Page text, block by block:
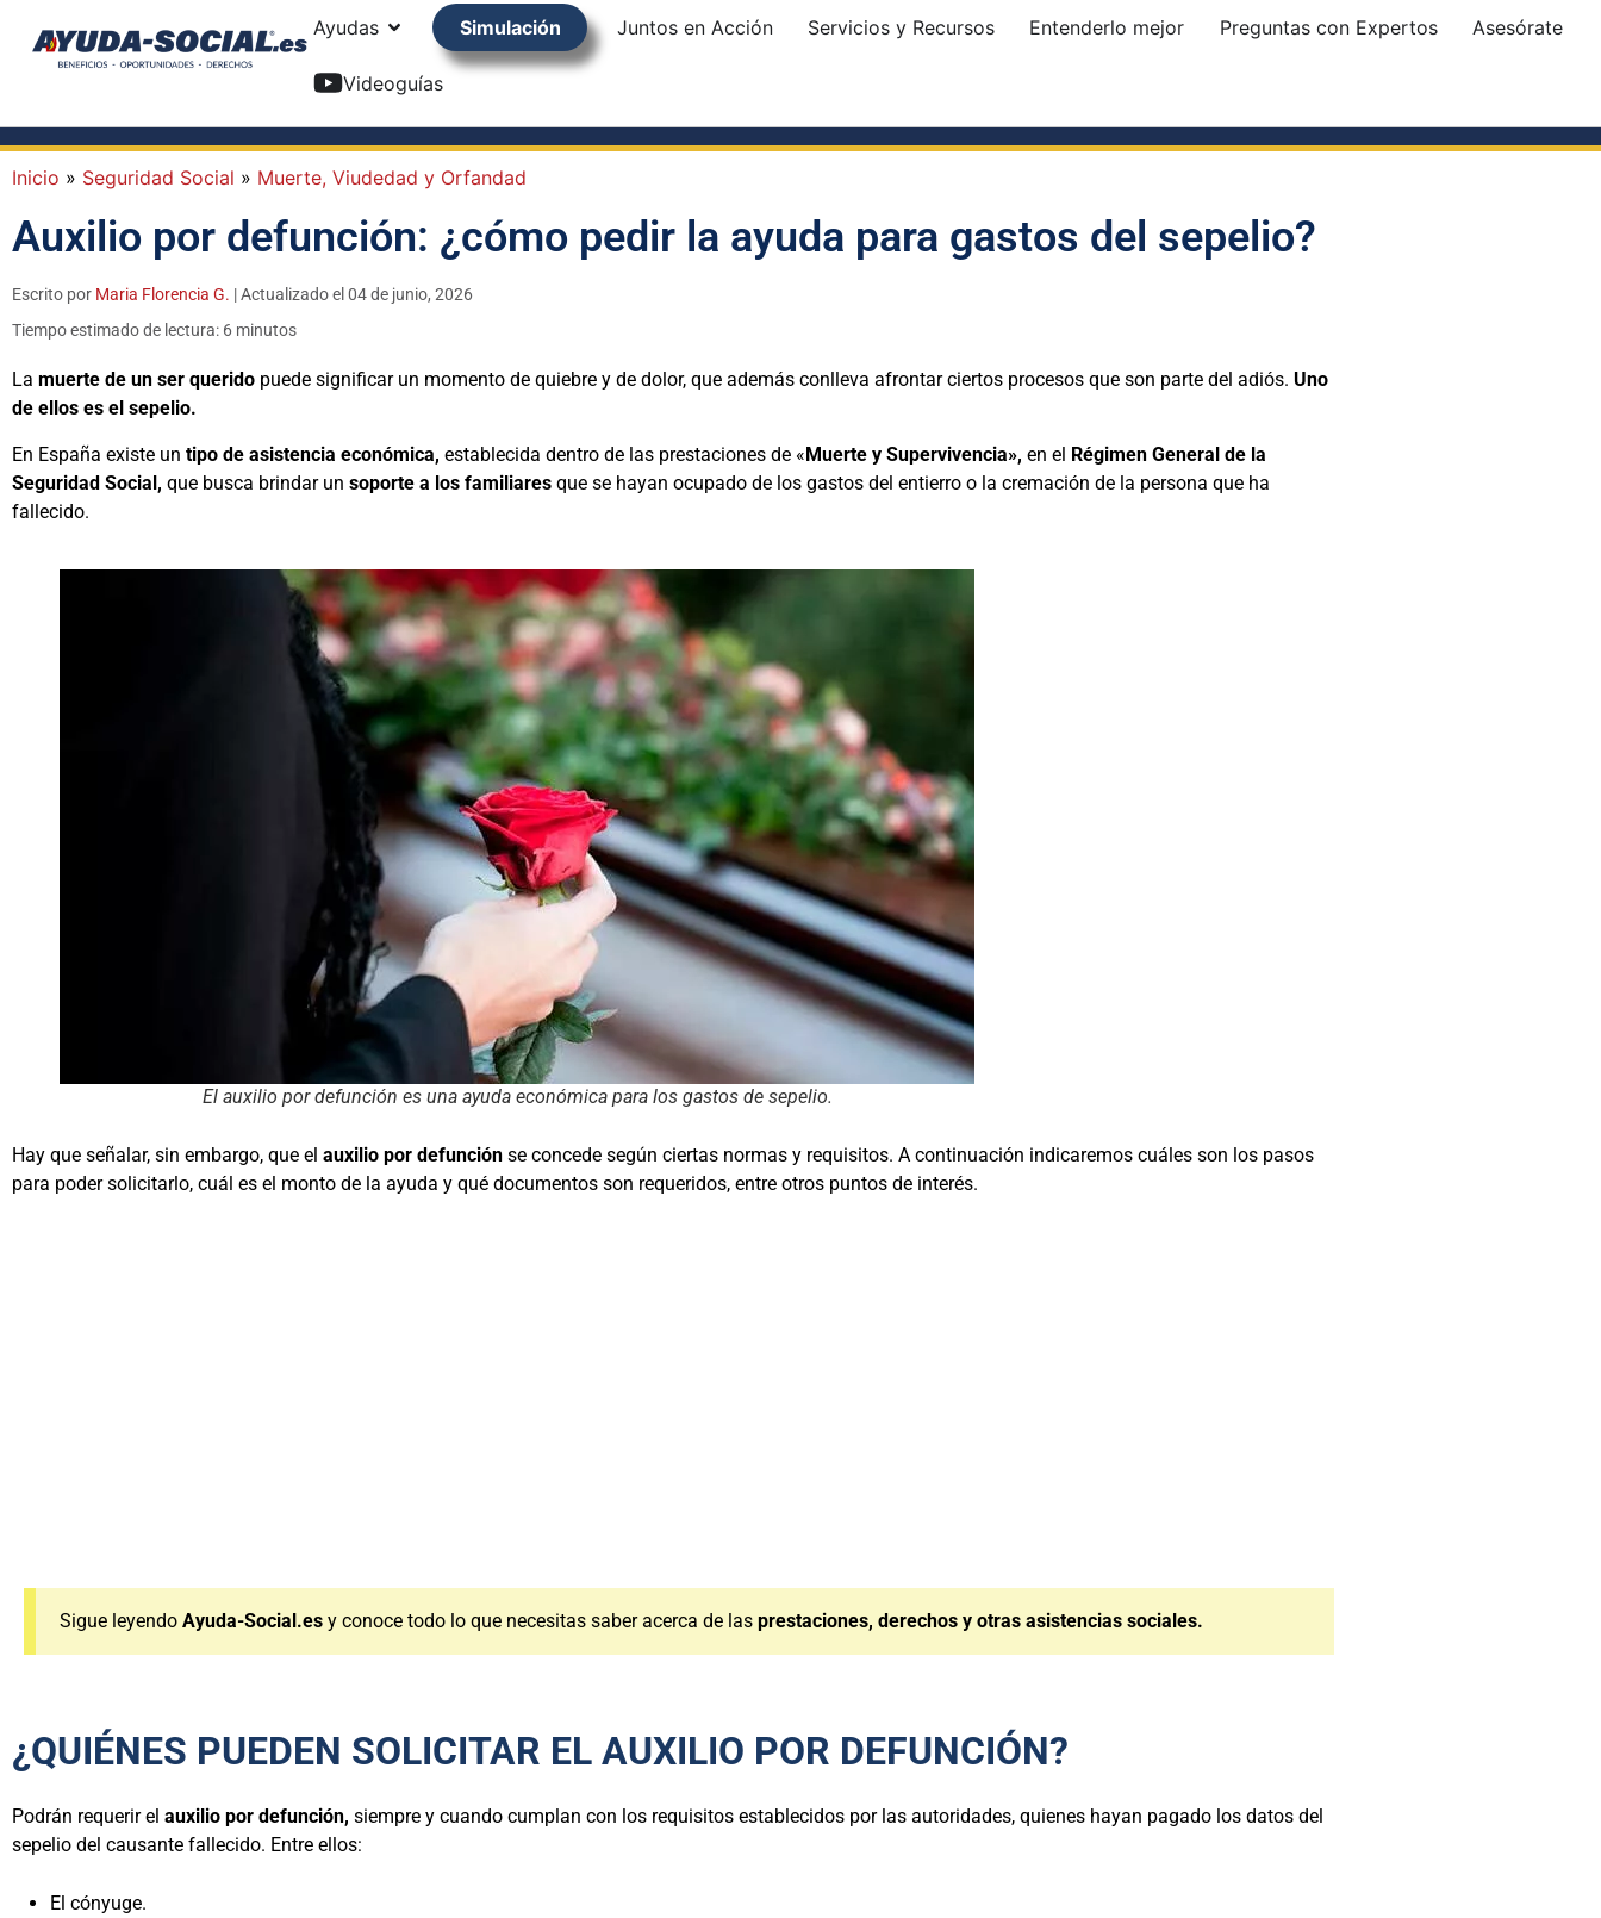
Ayudas Simulación Juntos en Acción Servicios y Recursos Entenderlo mejor Preguntas con Expertos Asesórate
Videoguías
Inicio » Seguridad Social » Muerte, Viudedad y Orfandad
Auxilio por defunción: ¿cómo pedir la ayuda para gastos del sepelio?
Escrito por Maria Florencia G. | Actualizado el 04 de junio, 2026
Tiempo estimado de lectura: 6 minutos
La muerte de un ser querido puede significar un momento de quiebre y de dolor, que además conlleva afrontar ciertos procesos que son parte del adiós. Uno
de ellos es el sepelio.
En España existe un tipo de asistencia económica, establecida dentro de las prestaciones de « Muerte y Supervivencia», en el Régimen General de la
Seguridad Social, que busca brindar un soporte a los familiares que se hayan ocupado de los gastos del entierro o la cremación de la persona que ha
fallecido.
El auxilio por defunción es una ayuda económica para los gastos de sepelio.
Hay que señalar, sin embargo, que el auxilio por defunción se concede según ciertas normas y requisitos. A continuación indicaremos cuáles son los pasos
para poder solicitarlo, cuál es el monto de la ayuda y qué documentos son requeridos, entre otros puntos de interés.
Sigue leyendo Ayuda-Social.es y conoce todo lo que necesitas saber acerca de las prestaciones, derechos y otras asistencias sociales.
¿QUIÉNES PUEDEN SOLICITAR EL AUXILIO POR DEFUNCIÓN?
Podrán requerir el auxilio por defunción, siempre y cuando cumplan con los requisitos establecidos por las autoridades, quienes hayan pagado los datos del
sepelio del causante fallecido. Entre ellos:
El cónyuge.